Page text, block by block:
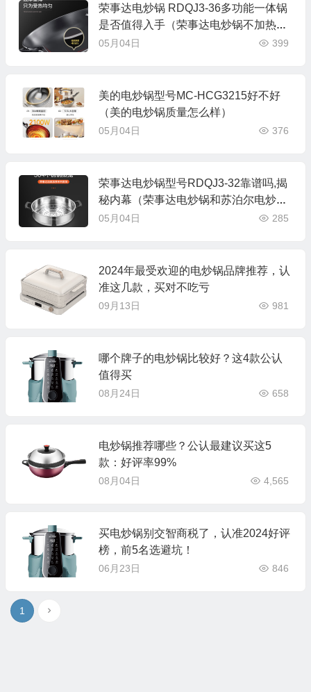
荣事达电炒锅 RDQJ3-36多功能一体锅
是否值得入手（荣事达电炒锅不加热怎
么办）
05月04日 399
美的电炒锅型号MC-HCG3215好不好
（美的电炒锅质量怎么样）
05月04日 376
荣事达电炒锅型号RDQJ3-32靠谱吗,揭
秘内幕（荣事达电炒锅和苏泊尔电炒锅
哪个好）
05月04日 285
2024年最受欢迎的电炒锅品牌推荐，认
准这几款，买对不吃亏
09月13日 981
哪个牌子的电炒锅比较好？这4款公认
值得买
08月24日 658
电炒锅推荐哪些？公认最建议买这5
款：好评率99%
08月04日 4,565
买电炒锅别交智商税了，认准2024好评
榜，前5名选避坑！
06月23日 846
1